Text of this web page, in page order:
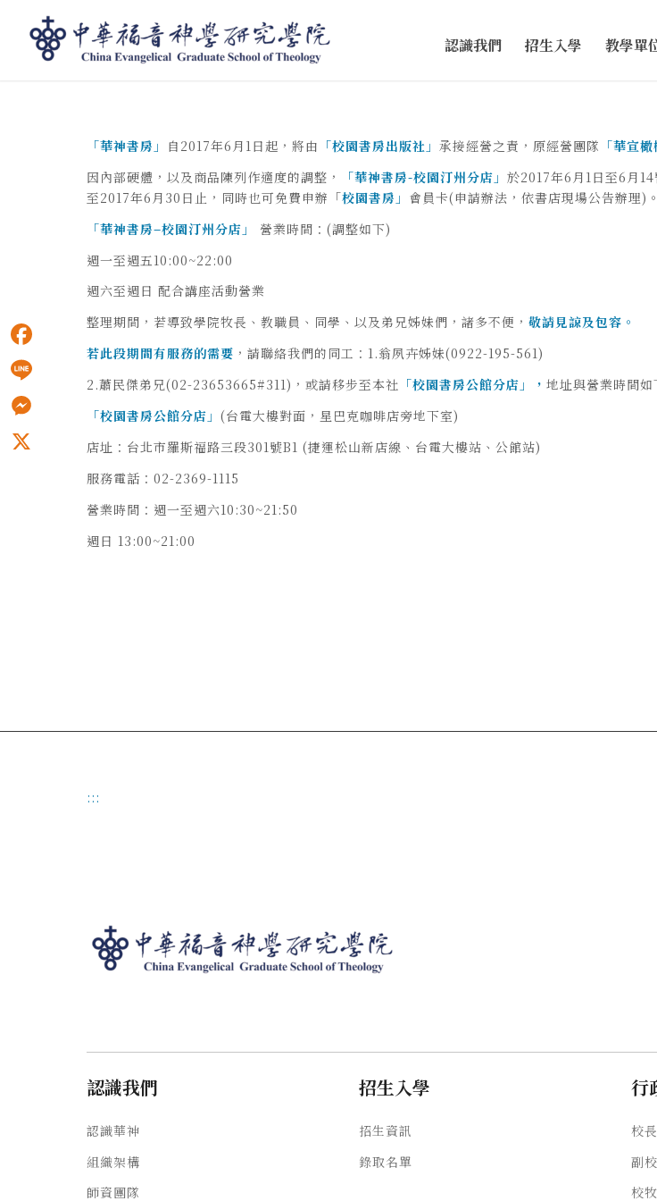
認識我們 招生入學 教學單
「華神書房 」 自2017年6月1日起，將由 「校園書房出版社」 承接經營之責，原經營團隊 「華宣橄
因內部硬體，以及商品陳列作適度的調整，
「華神書房-校園汀州分店」 於2017年6月1日至6月
至2017年6月30日止，同時也可免費申辦「校園書房」 會員卡(申請辦法，依書店現場公告辦理)。
「華神書房–校園汀州分店」
營業時間：(調整如下)
週一至週五10:00~22:00
週六至週日 配合講座活動營業
整理期間，若導致學院牧長、教職員、同學、以及弟兄姊妹們，諸多不便， 敬請見諒及包容。
若此段期間有服務的需要 ，請聯絡我們的同工：1.翁夙卉姊妹(0922-195-561)
2.蕭民傑弟兄(02-23653665#311)，或請移步至本社 「校園書房公館分店」， 地址與營業時間如
「校園書房公館分店」 (台電大樓對面，星巴克咖啡店旁地下室)
店址：台北市羅斯福路三段301號B1 (捷運松山新店線、台電大樓站、公館站)
服務電話：02-2369-1115
營業時間：週一至週六10:30~21:50
週日 13:00~21:00
:::
認識我們
認識華神
組織架構
師資團隊
招生入學
招生資訊
錄取名單
行
校
副
校
Facebook
Line
Messenger